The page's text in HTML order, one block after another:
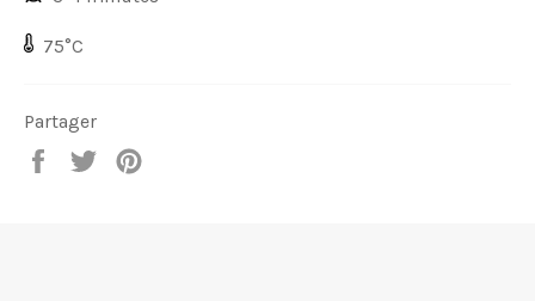
75°C
Partager
PartagerTweeter